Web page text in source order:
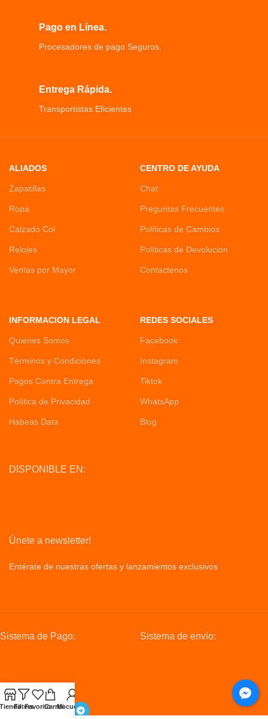
Pago en Línea.
Procesadores de pago Seguros.
Entrega Rápida.
Transportistas Eficientes
ALIADOS
Zapatillas
Ropa
Calzado Col
Relojes
Ventas por Mayor
CENTRO DE AYUDA
Chat
Preguntas Frecuentes
Políticas de Cambios
Políticas de Devolucion
Contactenos
INFORMACION LEGAL
Quienes Somos
Términos y Condiciones
Pagos Contra Entrega
Política de Privacidad
Habeas Data
REDES SOCIALES
Facebook
Instagram
Tiktok
WhatsApp
Blog
DISPONIBLE EN:
Únete a newsletter!
Entérate de nuestras ofertas y lanzamientos exclusivos
Sistema de Pago: Sistema de envío:
Redes Sociales:
FiltersFavoritoCarritoMi cuenta